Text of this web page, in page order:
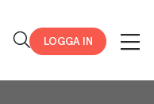
LOGGA IN